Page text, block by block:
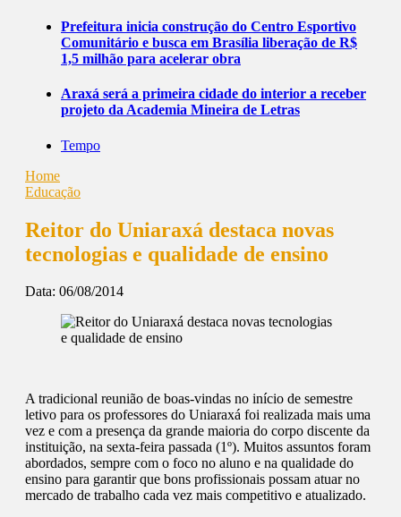
Prefeitura inicia construção do Centro Esportivo
Comunitário e busca em Brasília liberação de R$
1,5 milhão para acelerar obra
Araxá será a primeira cidade do interior a receber
projeto da Academia Mineira de Letras
Tempo
Home
Educação
Reitor do Uniaraxá destaca novas
tecnologias e qualidade de ensino
Data: 06/08/2014
A tradicional reunião de boas-vindas no início de semestre
letivo para os professores do Uniaraxá foi realizada mais uma
vez e com a presença da grande maioria do corpo discente da
instituição, na sexta-feira passada (1º). Muitos assuntos foram
abordados, sempre com o foco no aluno e na qualidade do
ensino para garantir que bons profissionais possam atuar no
mercado de trabalho cada vez mais competitivo e atualizado.